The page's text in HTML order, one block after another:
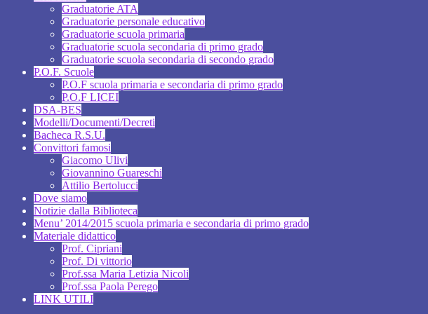
Graduatorie ATA
Graduatorie personale educativo
Graduatorie scuola primaria
Graduatorie scuola secondaria di primo grado
Graduatorie scuola secondaria di secondo grado
P.O.F. Scuole
P.O.F scuola primaria e secondaria di primo grado
P.O.F LICEI
DSA-BES
Modelli/Documenti/Decreti
Bacheca R.S.U.
Convittori famosi
Giacomo Ulivi
Giovannino Guareschi
Attilio Bertolucci
Dove siamo
Notizie dalla Biblioteca
Menu’ 2014/2015 scuola primaria e secondaria di primo grado
Materiale didattico
Prof. Cipriani
Prof. Di vittorio
Prof.ssa Maria Letizia Nicoli
Prof.ssa Paola Perego
LINK UTILI